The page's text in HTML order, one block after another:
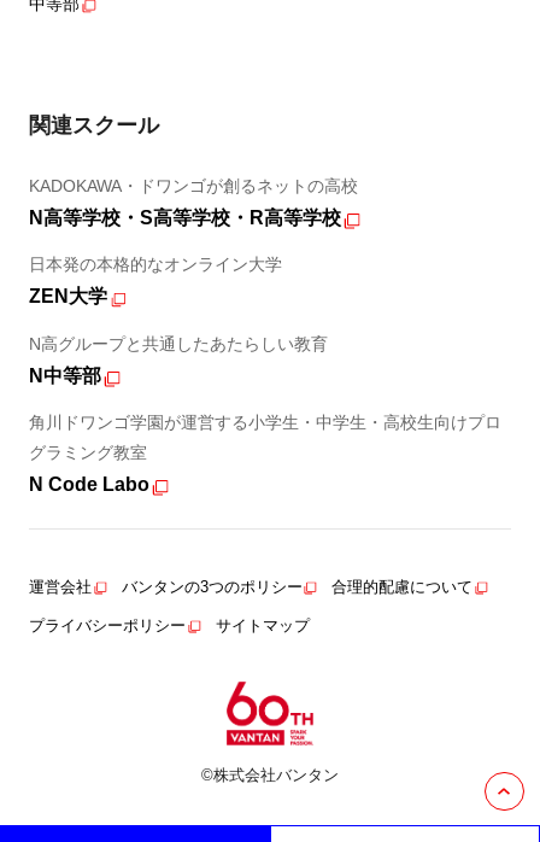
関連スクール
KADOKAWA・ドワンゴが創るネットの高校
N高等学校・S高等学校・R高等学校
日本発の本格的なオンライン大学
ZEN大学
N高グループと共通したあたらしい教育
N中等部
角川ドワンゴ学園が運営する小学生・中学生・高校生向けプロ
グラミング教室
N Code Labo
運営会社 バンタンの3つのポリシー 合理的配慮について
プライバシーポリシー サイトマップ
©株式会社バンタン